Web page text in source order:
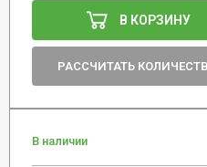
В КОРЗИНУ
РАССЧИТАТЬ
В наличии